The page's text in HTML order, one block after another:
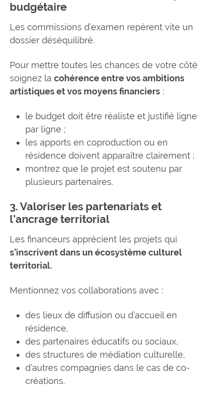
budgétaire
Les commissions d’examen repèrent vite un
dossier déséquilibré.
Pour mettre toutes les chances de votre côté
soignez la cohérence entre vos ambitions
artistiques et vos moyens financiers :
le budget doit être réaliste et justifié ligne
par ligne ;
les apports en coproduction ou en
résidence doivent apparaître clairement ;
montrez que le projet est soutenu par
plusieurs partenaires.
3. Valoriser les partenariats et
l’ancrage territorial
Les financeurs apprécient les projets qui
s’inscrivent dans un écosystème culturel
territorial.
Mentionnez vos collaborations avec :
des lieux de diffusion ou d’accueil en
résidence,
des partenaires éducatifs ou sociaux,
des structures de médiation culturelle,
d’autres compagnies dans le cas de co-
créations.